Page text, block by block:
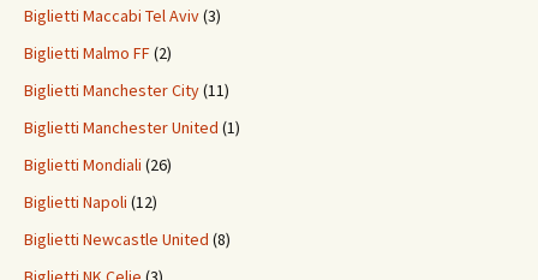
Biglietti Maccabi Tel Aviv(3)
Biglietti Malmo FF(2)
Biglietti Manchester City(11)
Biglietti Manchester United (1)
Biglietti Mondiali (26)
Biglietti Napoli (12)
Biglietti Newcastle United (8)